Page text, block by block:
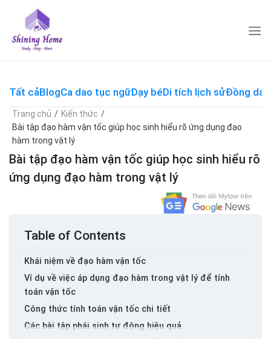
content
Tất cảBlogCa dao tục ngữDạy béDi tích lịch sửĐồng dao
Trang chủ / Kiến thức /
Bài tập đạo hàm vận tốc giúp học sinh hiểu rõ ứng dụng đạo
hàm trong vật lý
Bài tập đạo hàm vận tốc giúp học sinh hiểu rõ
ứng dụng đạo hàm trong vật lý
Table of Contents
Khái niệm về đạo hàm vận tốc
Ví dụ về việc áp dụng đạo hàm trong vật lý để tính
toán vận tốc
Công thức tính toán vận tốc chi tiết
Các bài tập phái sinh tự động hiệu quả